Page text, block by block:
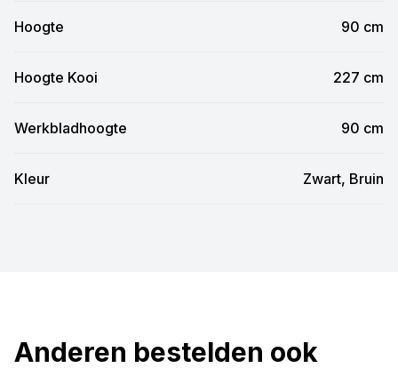
Hoogte 90 cm
Hoogte Kooi 227 cm
Werkbladhoogte 90 cm
Kleur Zwart, Bruin
Anderen bestelden ook